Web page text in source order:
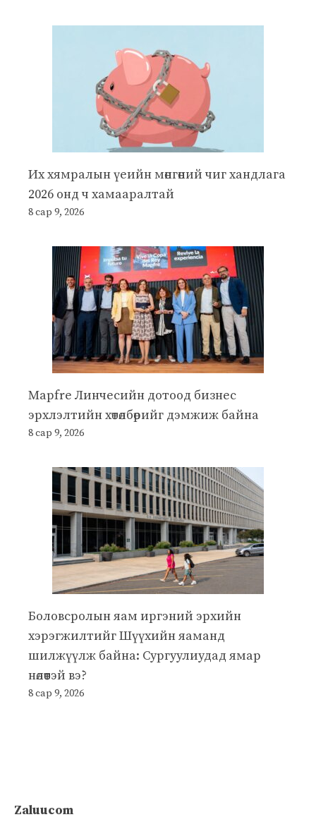
Их хямралын үеийн мөнгөний чиг хандлага
2026 онд ч хамааралтай
8 сар 9, 2026
Mapfre Линчесийн дотоод бизнес
эрхлэлтийн хөтөлбөрийг дэмжиж байна
8 сар 9, 2026
Боловсролын яам иргэний эрхийн
хэрэгжилтийг Шүүхийн яаманд
шилжүүлж байна: Сургуулиудад ямар
нөлөөтэй вэ?
8 сар 9, 2026
Zaluucom